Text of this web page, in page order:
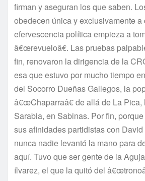
firman y aseguran los que saben.
obedecen única y exclusivamente a
efervescencia polí­tica empieza a
â€œrevueloâ€. Las pruebas
fin, renovaron la dirigencia de la
esa que estuvo por mucho tiempo
del Socorro Dueñas Gallegos, la
â€œChaparraâ€ de allá de La
Sarabia, en Sabinas. Por fin,
sus afinidades partidistas con David
nunca nadie levantó la mano para
aquí­. Tuvo que ser gente de la
ílvarez, el que la quitó del